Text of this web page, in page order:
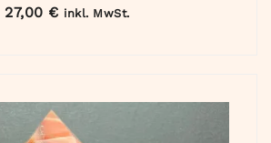
27,00 € inkl. MwSt.